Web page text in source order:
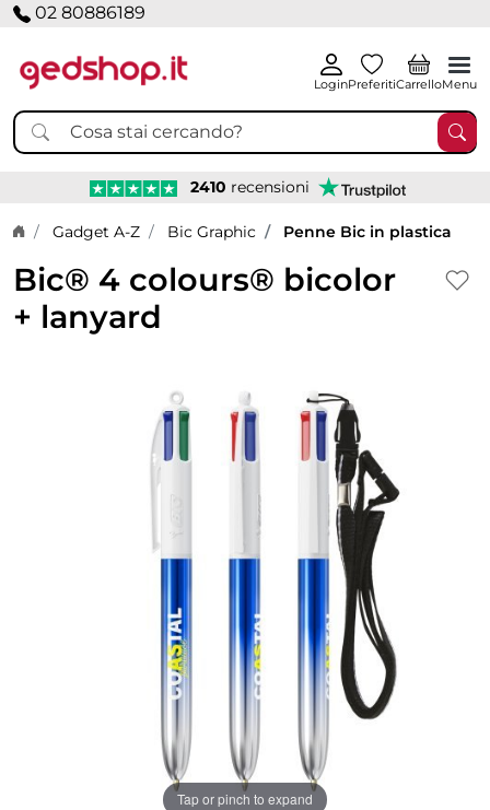
02 80886189
LoginPreferitiCarrelloMenu
2410 recensioni
Home page
Gadget A-Z Bic Graphic Penne Bic in plastica
Bic® 4 colours® bicolor
+ lanyard
Tap or pinch to expand